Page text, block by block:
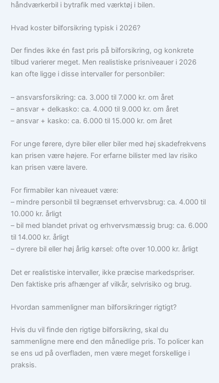
håndværkerbil i bytrafik med værktøj i bilen.
Hvad koster bilforsikring typisk i 2026?
Der findes ikke én fast pris på bilforsikring, og konkrete
tilbud varierer meget. Men realistiske prisniveauer i 2026
kan ofte ligge i disse intervaller for personbiler:
– ansvarsforsikring: ca. 3.000 til 7.000 kr. om året
– ansvar + delkasko: ca. 4.000 til 9.000 kr. om året
– ansvar + kasko: ca. 6.000 til 15.000 kr. om året
For unge førere, dyre biler eller biler med høj skadefrekvens
kan prisen være højere. For erfarne bilister med lav risiko
kan prisen være lavere.
For firmabiler kan niveauet være:
– mindre personbil til begrænset erhvervsbrug: ca. 4.000 til
10.000 kr. årligt
– bil med blandet privat og erhvervsmæssig brug: ca. 6.000
til 14.000 kr. årligt
– dyrere bil eller høj årlig kørsel: ofte over 10.000 kr. årligt
Det er realistiske intervaller, ikke præcise markedspriser.
Den faktiske pris afhænger af vilkår, selvrisiko og brug.
Hvordan sammenligner man bilforsikringer rigtigt?
Hvis du vil finde den rigtige bilforsikring, skal du
sammenligne mere end den månedlige pris. To policer kan
se ens ud på overfladen, men være meget forskellige i
praksis.